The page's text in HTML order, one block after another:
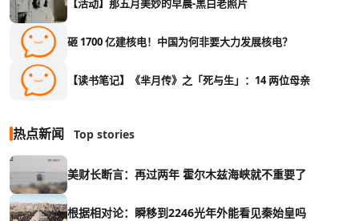
【活动】那五月美妙的早晨-黑白老照片
砸 1700 亿建核电！中国为何非要大力发展核电？
【读书笔记】《芈月传》之「死与生」：14 两位母亲
热点新闻 Top stories
美财长断言：再过两年 霍尔木兹海峡就不重要了
根据相对论：瞬移到2246光年外能看见秦始皇吗